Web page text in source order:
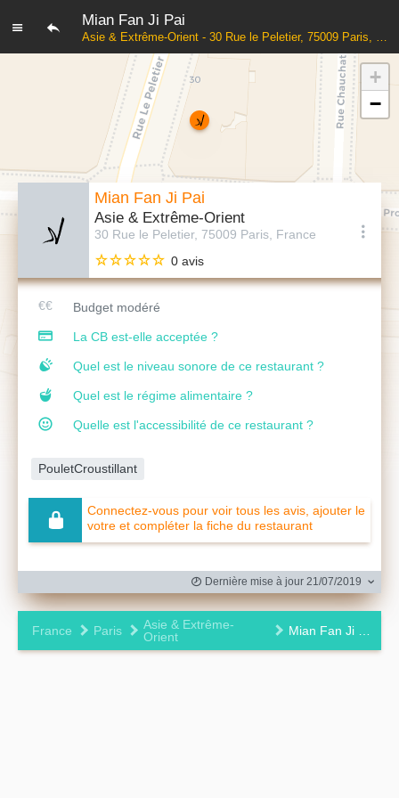
Mian Fan Ji Pai
Asie & Extrême-Orient - 30 Rue le Peletier, 75009 Paris, France
Mian Fan Ji Pai
Asie & Extrême-Orient
30 Rue le Peletier, 75009 Paris, France
0 avis
Budget modéré
La CB est-elle acceptée ?
Quel est le niveau sonore de ce restaurant ?
Quel est le régime alimentaire ?
Quelle est l'accessibilité de ce restaurant ?
PouletCroustillant
Connectez-vous pour voir tous les avis, ajouter le
votre et compléter la fiche du restaurant
Dernière mise à jour 21/07/2019
France Paris
Asie & Extrême-
Orient
+
−